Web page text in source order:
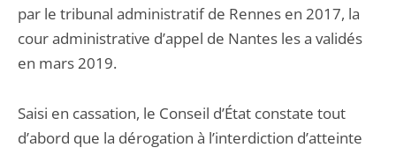
par le tribunal administratif de Rennes en 2017, la
cour administrative d’appel de Nantes les a validés
en mars 2019.
Saisi en cassation, le Conseil d’État constate tout
d’abord que la dérogation à l’interdiction d’atteinte